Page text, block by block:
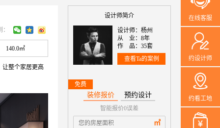
在线客服
约设计师
约看工地
：
140.0㎡
让整个家居更高
设计师简介
设计师：杨州
从 业：8年
作 品：35套
查看Ta的案例
免费
装修报价 预约设计
智能报价0误差
㎡
本案设计师一